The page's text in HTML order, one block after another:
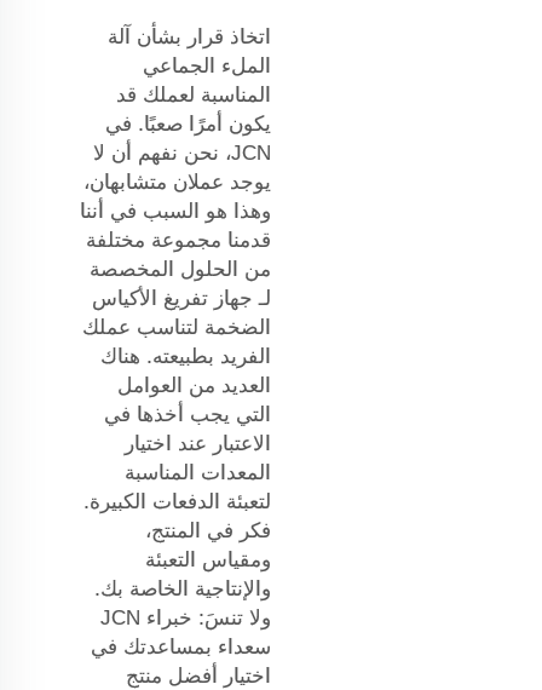
اتخاذ قرار بشأن آلة
الملء الجماعي
المناسبة لعملك قد
يكون أمرًا صعبًا. في
JCN، نحن نفهم أن لا
يوجد عملان متشابهان،
وهذا هو السبب في أننا
قدمنا مجموعة مختلفة
من الحلول المخصصة
لـ جهاز تفريغ الأكياس
الضخمة لتناسب عملك
الفريد بطبيعته. هناك
العديد من العوامل
التي يجب أخذها في
الاعتبار عند اختيار
المعدات المناسبة
لتعبئة الدفعات الكبيرة.
فكر في المنتج،
ومقياس التعبئة
والإنتاجية الخاصة بك.
ولا تنسَ: خبراء JCN
سعداء بمساعدتك في
اختيار أفضل منتج